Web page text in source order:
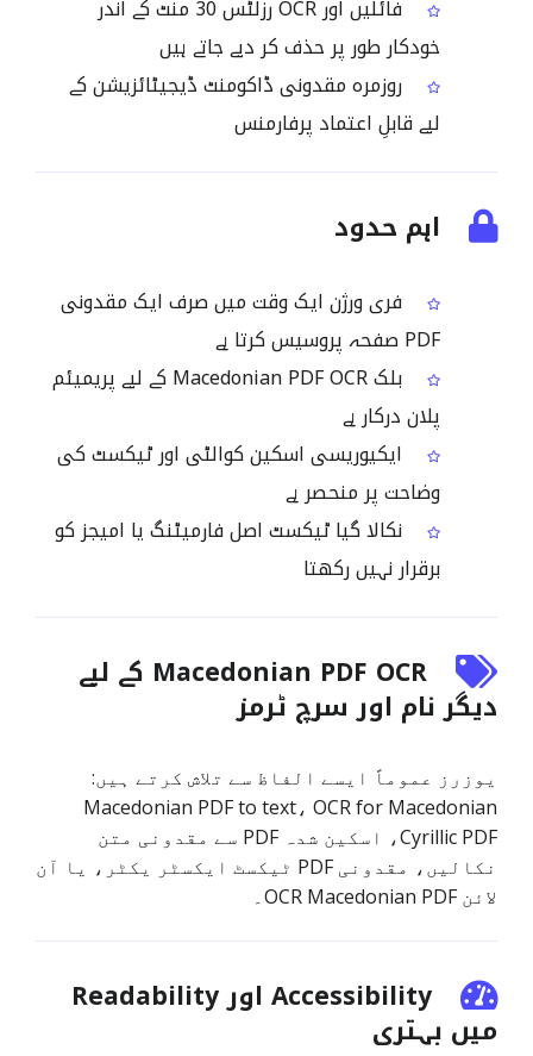
فائلیں اور OCR رزلٹس 30 منٹ کے اندر
خودکار طور پر حذف کر دیے جاتے ہیں
روزمرہ مقدونی ڈاکومنٹ ڈیجیٹائزیشن کے
لیے قابلِ اعتماد پرفارمنس
اہم حدود
فری ورژن ایک وقت میں صرف ایک مقدونی
PDF صفحہ پروسیس کرتا ہے
بلک Macedonian PDF OCR کے لیے پریمیئم
پلان درکار ہے
ایکیوریسی اسکین کوالٹی اور ٹیکسٹ کی
وضاحت پر منحصر ہے
نکالا گیا ٹیکسٹ اصل فارمیٹنگ یا امیجز کو
برقرار نہیں رکھتا
Macedonian PDF OCR کے لیے
دیگر نام اور سرچ ٹرمز
یوزرز عموماً ایسے الفاظ سے تلاش کرتے ہیں:
Macedonian PDF to text، OCR for Macedonian
Cyrillic PDF، اسکین شدہ PDF سے مقدونی متن
نکالیں، مقدونی PDF ٹیکسٹ ایکسٹر یکٹر، یا آن
لائن OCR Macedonian PDF۔
Accessibility اور Readability
میں بہتری